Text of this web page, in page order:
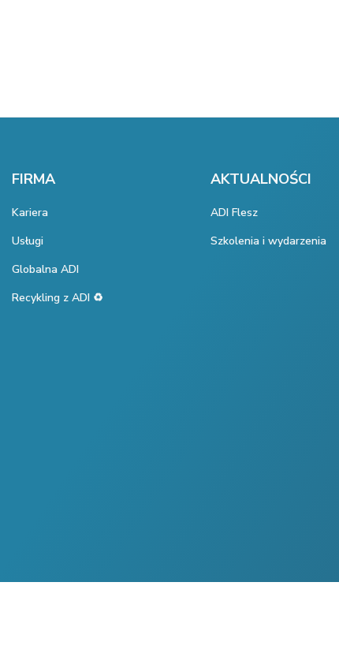
FIRMA
Kariera
Usługi
Globalna ADI
Recykling z ADI ♻️
AKTUALNOŚCI
ADI Flesz
Szkolenia i wydarzenia